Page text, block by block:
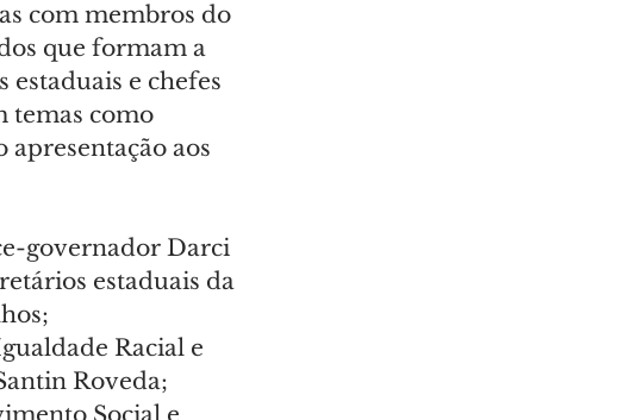
com membros do
que formam a
e chefes
temas como
aos
governador Darci
estaduais da
Racial e
Roveda;